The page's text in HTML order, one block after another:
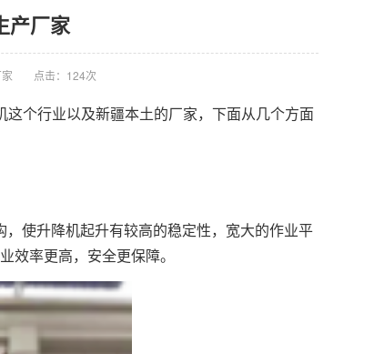
产厂家
点击：124次
个行业以及新疆本土的厂家，下面从几个方面
使升降机起升有较高的稳定性，宽大的作业平
效率更高，安全更保障。